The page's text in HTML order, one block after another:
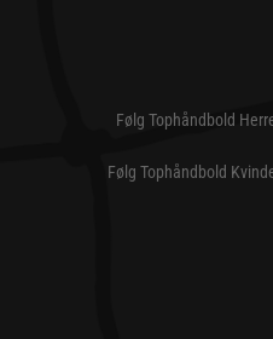
Følg Tophåndbold
Følg Tophåndbold